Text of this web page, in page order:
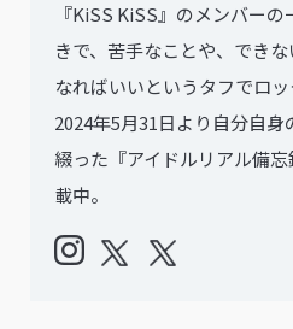
『KiSS KiSS』のメンバー
きで、苦手なことや、でき
なればいいというタフでロッ
2024年5月31日より自分自
綴った『アイドルリアル備
載中。